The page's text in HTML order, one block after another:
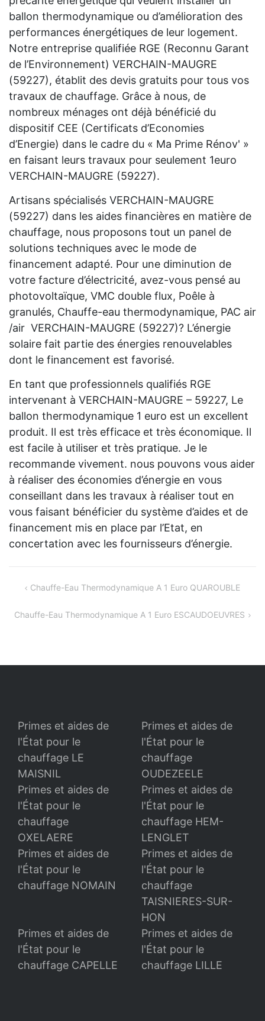
ballon thermodynamique ou d’amélioration des
performances énergétiques de leur logement.
Notre entreprise qualifiée RGE (Reconnu Garant
de l’Environnement) VERCHAIN-MAUGRE
(59227), établit des devis gratuits pour tous vos
travaux de chauffage. Grâce à nous, de
nombreux ménages ont déjà bénéficié du
dispositif CEE (Certificats d’Economies
d’Energie) dans le cadre du « Ma Prime Rénov' »
en faisant leurs travaux pour seulement 1euro
VERCHAIN-MAUGRE (59227).
Artisans spécialisés VERCHAIN-MAUGRE
(59227) dans les aides financières en matière de
chauffage, nous proposons tout un panel de
solutions techniques avec le mode de
financement adapté. Pour une diminution de
votre facture d’électricité, avez-vous pensé au
photovoltaïque, VMC double flux, Poêle à
granulés, Chauffe-eau thermodynamique, PAC air
/air VERCHAIN-MAUGRE (59227)? L’énergie
solaire fait partie des énergies renouvelables
dont le financement est favorisé.
En tant que professionnels qualifiés RGE
intervenant à VERCHAIN-MAUGRE – 59227, Le
ballon thermodynamique 1 euro est un excellent
produit. Il est très efficace et très économique. Il
est facile à utiliser et très pratique. Je le
recommande vivement. nous pouvons vous aider
à réaliser des économies d’énergie en vous
conseillant dans les travaux à réaliser tout en
vous faisant bénéficier du système d’aides et de
financement mis en place par l’Etat, en
concertation avec les fournisseurs d’énergie.
Navigation
Chauffe-Eau Thermodynamique A 1 Euro QUAROUBLE
Chauffe-Eau Thermodynamique A 1 Euro ESCAUDOEUVRES
Primes et aides de
l'État pour le
chauffage LE
MAISNIL
Primes et aides de
l'État pour le
chauffage
OUDEZEELE
Primes et aides de
l'État pour le
chauffage
OXELAERE
Primes et aides de
l'État pour le
chauffage HEM-
LENGLET
Primes et aides de
l'État pour le
chauffage NOMAIN
Primes et aides de
l'État pour le
chauffage
TAISNIERES-SUR-
HON
Primes et aides de
l'État pour le
chauffage CAPELLE
Primes et aides de
l'État pour le
chauffage LILLE